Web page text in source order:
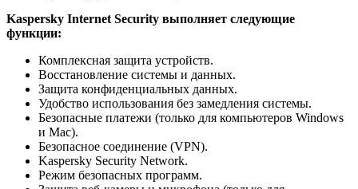
Kaspersky Internet Security выполняет следующие
функции:
Комплексная защита устройств.
Восстановление системы и данных.
Защита конфиденциальных данных.
Удобство использования без замедления системы.
Безопасные платежи (только для компьютеров Windows
и Mac).
Безопасное соединение (VPN).
Kaspersky Security Network.
Режим безопасных программ.